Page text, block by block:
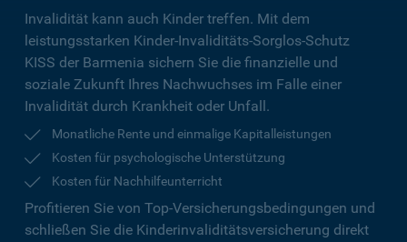
Invalidität kann auch Kinder treffen. Mit dem
leistungsstarken Kinder-Invaliditäts-Sorglos-Schutz
KISS der Barmenia sichern Sie die finanzielle und
soziale Zukunft Ihres Nachwuchses im Falle einer
Invalidität durch Krankheit oder Unfall.
Monatliche Rente und einmalige Kapitalleistungen
Kosten für psychologische Unterstützung
Kosten für Nachhilfeunterricht
Profitieren Sie von Top-Versicherungsbedingungen und
schließen Sie die Kinderinvaliditätsversicherung direkt